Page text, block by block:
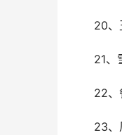
20、玉
21、雪
22、餐
23、风